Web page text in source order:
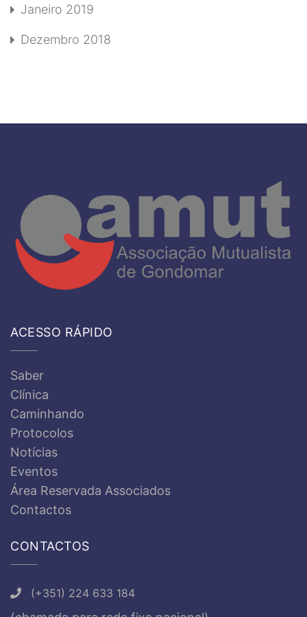
Janeiro 2019
Dezembro 2018
ACESSO RÁPIDO
Saber
Clínica
Caminhando
Protocolos
Notícias
Eventos
Área Reservada Associados
Contactos
CONTACTOS
(+351) 224 633 184